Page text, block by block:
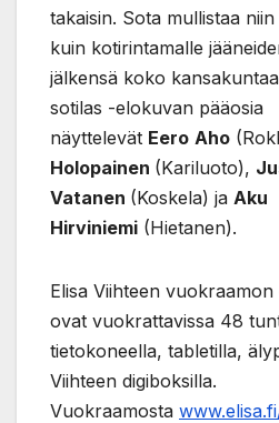
takaisin. Sota mullistaa
kuin kotirintamalle
jälkensä koko
sotilas -elokuvan pääosia
näyttelevät Eero Aho
Holopainen (Kariluoto),
Vatanen (Koskela) ja Aku
Hirviniemi (Hietanen).
Elisa Viihteen
ovat vuokrattavissa 48
tietokoneella, tabletilla,
Viihteen digiboksilla.
Vuokraamosta